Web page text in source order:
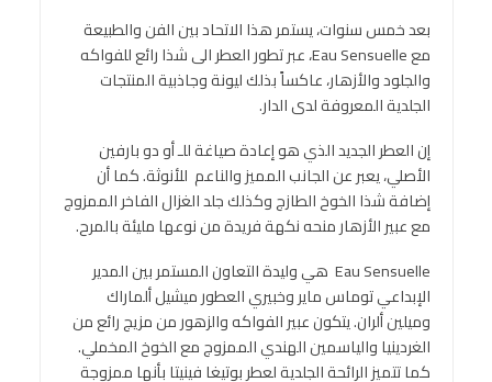
بعد خمس سنوات، يستمر هذا الاتحاد بين الفن والطبيعة
مع Eau Sensuelle، عبر تطور العطر الى شذا رائع للفواكه
والجلود والأزهار، عاكساً بذلك ليونة وجاذبية المنتجات
الجلدية المعروفة لدى الدار.
إن العطر الجديد الذي هو إعادة صياغة للـ أو دو بارفين
الأصلي، يعبر عن الجانب المميز والناعم للأنوثة. كما أن
إضافة شذا الخوخ الطازج وكذلك جلد الغزال الفاخر الممزوج
مع عبير الأزهار منحه نكهة فريدة من نوعها مليئة بالمرح.
Eau Sensuelle هي وليدة التعاون المستمر بين المدير
الإبداعي توماس ماير وخبيري العطور ميشيل ألماراك
وميلين ألران. يتكون عبير الفواكه والزهور من مزيج رائع من
الغردينيا والياسمين الهندي الممزوج مع الخوخ المخملي.
كما تتميز الرائحة الجلدية لعطر بوتيغا فينيتا بأنها ممزوجة